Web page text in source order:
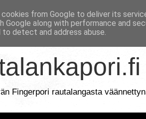
Fingerpori rautalangasta
from Google to deliver its
Google along with performance and
detect and address abuse.